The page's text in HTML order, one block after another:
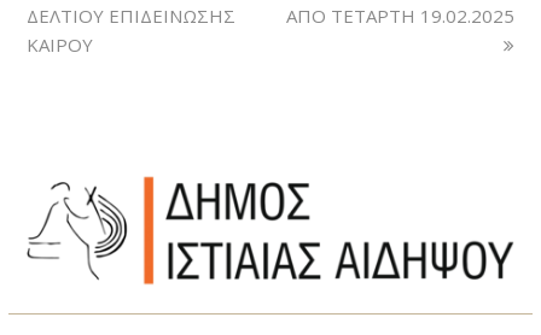
ΔΕΛΤΙΟΥ ΕΠΙΔΕΙΝΩΣΗΣ
ΚΑΙΡΟΥ
ΑΠΟ ΤΕΤΑΡΤΗ 19.02.2025